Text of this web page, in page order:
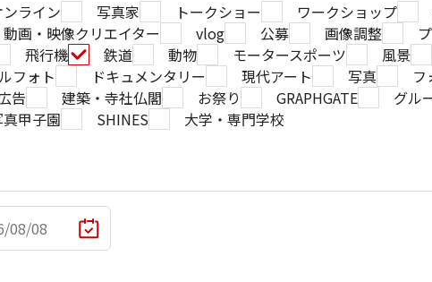
ンライン 写真家 トークショー ワークショップ
動画・映像クリエイター vlog 公募 画像調整
飛行機 鉄道 動物 モータースポーツ 風景
フォト ドキュメンタリー 現代アート 写真 フ
告 建築・寺社仏閣 お祭り GRAPHGATE グル
甲子園 SHINES 大学・専門学校